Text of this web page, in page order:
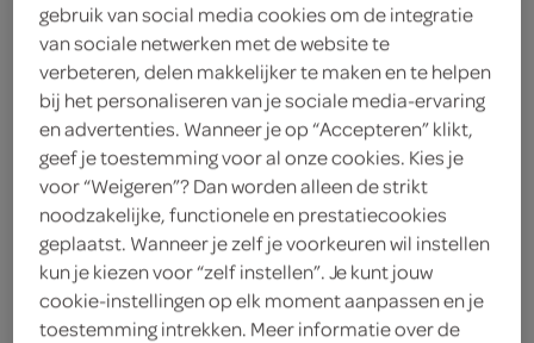
XXL Nutrition energy drink
energize
330 Milliliter
0.99 kies je SPAR
XXL Nutrition shaker
1 Stuks
gebruik van social media cookies om de integratie
van sociale netwerken met de website te
verbeteren, delen makkelijker te maken en te helpen
bij het personaliseren van je sociale media-ervaring
en advertenties. Wanneer je op “Accepteren” klikt,
geef je toestemming voor al onze cookies. Kies je
voor “Weigeren”? Dan worden alleen de strikt
noodzakelijke, functionele en prestatiecookies
geplaatst. Wanneer je zelf je voorkeuren wil instellen
kun je kiezen voor “zelf instellen”. Je kunt jouw
cookie-instellingen op elk moment aanpassen en je
toestemming intrekken. Meer informatie over de